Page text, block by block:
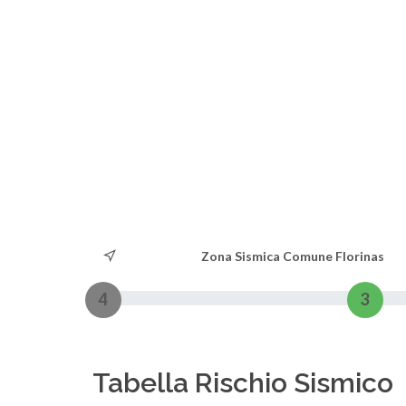
Zona Sismica Comune Florinas
4 3
Tabella Rischio Sismico